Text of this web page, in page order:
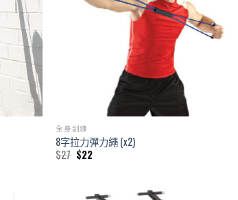
全身訓練
8字拉力彈力繩 (x2)
$27 Original
price
$22Current
price